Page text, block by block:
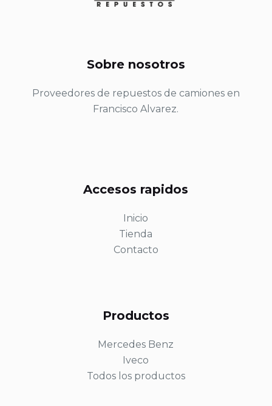
Sobre nosotros
Proveedores de repuestos de camiones en
Francisco Alvarez.
Accesos rapidos
Inicio
Tienda
Contacto
Productos
Mercedes Benz
Iveco
Todos los productos